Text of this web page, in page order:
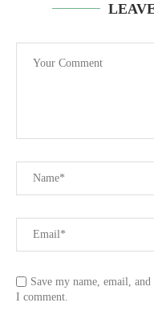
Save my name, email,
I comment.